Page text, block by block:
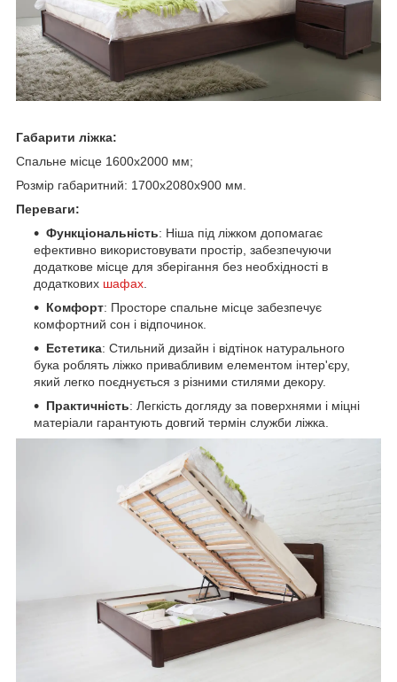
Габарити ліжка:
Спальне місце 1600х2000 мм;
Розмір габаритний: 1700х2080х900 мм.
Переваги:
Функціональність: Ніша під ліжком допомагає
ефективно використовувати простір, забезпечуючи
додаткове місце для зберігання без необхідності в
додаткових шафах
Комфорт: Просторе спальне місце забезпечує
комфортний сон і відпочинок.
Естетика: Стильний дизайн і відтінок натурального
бука роблять ліжко привабливим елементом інтер'єру,
який легко поєднується з різними стилями декору.
Практичність: Легкість догляду за поверхнями і міцні
матеріали гарантують довгий термін служби ліжка.